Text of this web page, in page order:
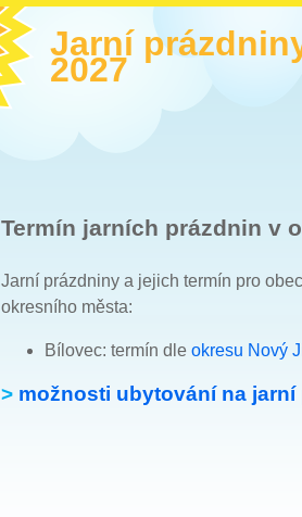
Jarní
2027
Termín jarních prázdnin v
Jarní prázdniny a jejich termín pro obec
okresního města:
Bílovec: termín dle okresu Nový
> možnosti ubytování na jarní